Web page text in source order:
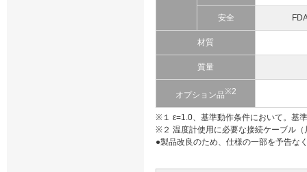
安全
材質
質量
オプション品※2
※１ ε=1.0、基準動作条件において。
※２ 温度計使用に必要な接続ケーブル
●製品改良のため、仕様の一部を予告な